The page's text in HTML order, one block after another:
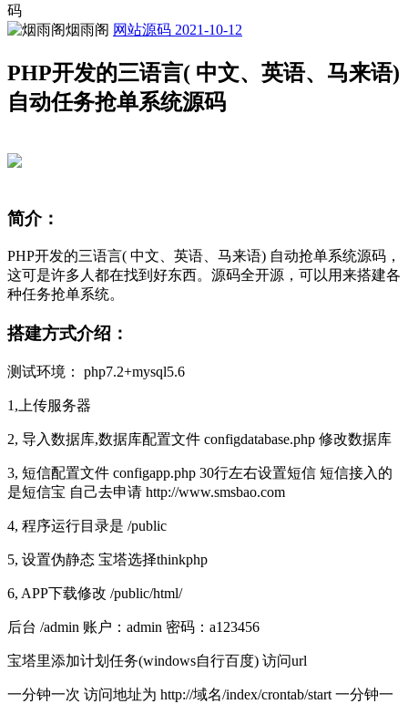
码
烟雨阁 网站源码 2021-10-12
PHP开发的三语言( 中文、英语、马来语)
自动任务抢单系统源码
简介：
PHP开发的三语言( 中文、英语、马来语) 自动抢单系统源码，
这可是许多人都在找到好东西。源码全开源，可以用来搭建各
种任务抢单系统。
搭建方式介绍：
测试环境： php7.2+mysql5.6
1,上传服务器
2, 导入数据库,数据库配置文件 configdatabase.php 修改数据库
3, 短信配置文件 configapp.php 30行左右设置短信 短信接入的
是短信宝 自己去申请 http://www.smsbao.com
4, 程序运行目录是 /public
5, 设置伪静态 宝塔选择thinkphp
6, APP下载修改 /public/html/
后台 /admin 账户：admin 密码：a123456
宝塔里添加计划任务(windows自行百度) 访问url
一分钟一次 访问地址为 http://域名/index/crontab/start 一分钟一